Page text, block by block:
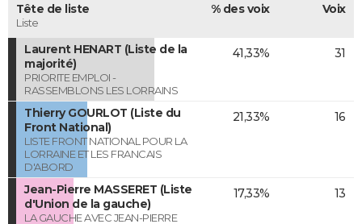
Tête de liste
Liste
% des voix Voix
Laurent HENART (Liste de la
majorité)
PRIORITE EMPLOI -
RASSEMBLONS LES LORRAINS
41,33% 31
Thierry GOURLOT (Liste du
Front National)
LISTE FRONT NATIONAL POUR LA
LORRAINE ET LES FRANCAIS
D'ABORD
21,33% 16
Jean-Pierre MASSERET (Liste
d'Union de la gauche)
LA GAUCHE AVEC JEAN-PIERRE
17,33% 13